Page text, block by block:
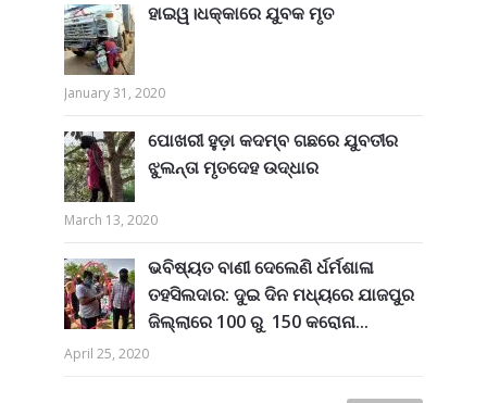
ହାଇୱ।ଧକ୍କାରେ ଯୁବକ ମୃତ
January 31, 2020
ପୋଖରୀ ହୁଡ଼ା କଦମ୍ବ ଗଛରେ ଯୁବତୀର
ଝୁଲନ୍ତା ମୃତଦେହ ଉଦ୍ଧାର
March 13, 2020
ଭବିଷ୍ୟତ ବାଣୀ ଦେଲେଣି ର୍ଧର୍ମଶାଳା
ତହସିଲଦାର: ଦୁଇ ଦିନ ମଧ୍ୟରେ ଯାଜପୁର
ଜିଲ୍ଲାରେ 100 ରୁ 150 କରୋନା...
April 25, 2020